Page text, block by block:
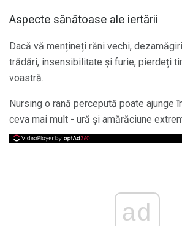
Aspecte sănătoase ale iertării
Dacă vă mențineți răni vechi,
trădări, insensibilitate și furie, pierdeți
voastră.
Nursing o rană percepută poate ajunge
ceva mai mult - ură și amărăciune
ad